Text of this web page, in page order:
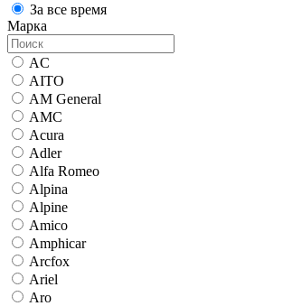
За все время
Марка
AC
AITO
AM General
AMC
Acura
Adler
Alfa Romeo
Alpina
Alpine
Amico
Amphicar
Arcfox
Ariel
Aro